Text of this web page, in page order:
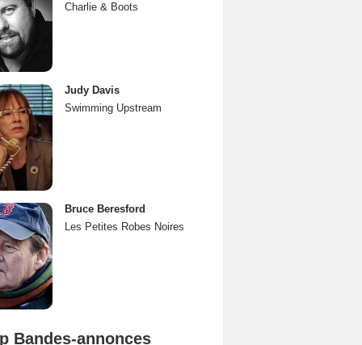
Charlie & Boots
Judy Davis
Swimming Upstream
Bruce Beresford
Les Petites Robes Noires
Bandes-annonces